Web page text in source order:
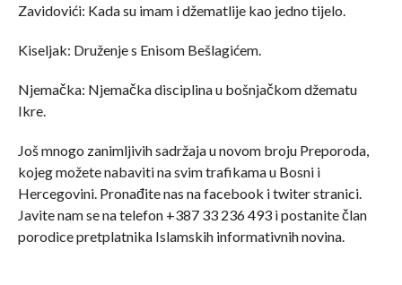
Zavidovići: Kada su imam i džematlije kao jedno tijelo.
Kiseljak: Druženje s Enisom Bešlagićem.
Njemačka: Njemačka disciplina u bošnjačkom džematu
Ikre.
Još mnogo zanimljivih sadržaja u novom broju Preporoda,
kojeg možete nabaviti na svim trafikama u Bosni i
Hercegovini. Pronađite nas na facebook i twiter stranici.
Javite nam se na telefon +387 33 236 493 i postanite član
porodice pretplatnika Islamskih informativnih novina.